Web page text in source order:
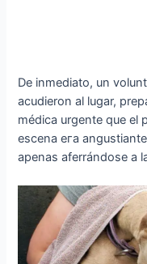
De inmediato, un
acudieron al lugar,
médica urgente que el
escena eга
apenas aferrándose a